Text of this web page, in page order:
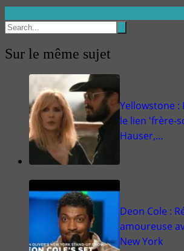
Sur le même sujet
Yellowstone :
le lien 'frère-
Hauser,…
Deon Cole :
amoureuse
New York